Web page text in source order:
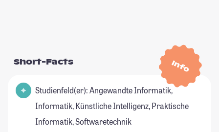
Info
Short-Facts
Studienfeld(er): Angewandte Informatik,
Informatik, Künstliche Intelligenz, Praktische
Informatik, Softwaretechnik